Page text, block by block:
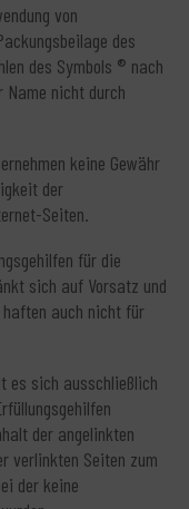
von
des
des Symbols ® nach
nicht durch
keine Gewähr
der
Seiten.
für die
sich auf Vorsatz und
haften auch nicht für
es sich ausschließlich
der angelinkten
verlinkten Seiten zum
der keine